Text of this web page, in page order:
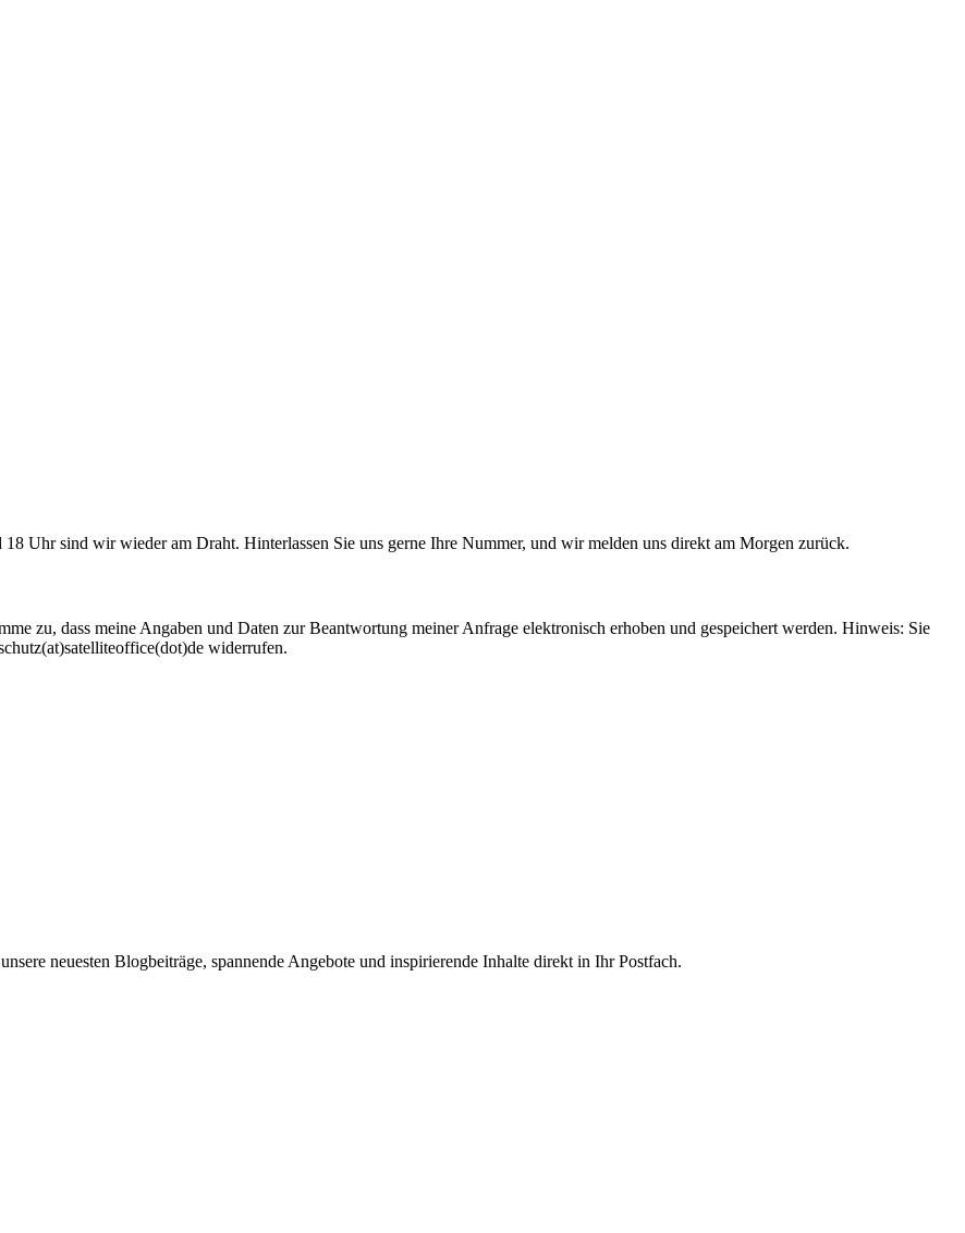
Uhr sind wir wieder am Draht. Hinterlassen Sie uns gerne Ihre Nummer, und wir melden uns direkt am Morgen zurück.
zu, dass meine Angaben und Daten zur Beantwortung meiner Anfrage elektronisch erhoben und gespeichert werden. Hinweis: Sie
widerrufen.
neuesten Blogbeiträge, spannende Angebote und inspirierende Inhalte direkt in Ihr Postfach.